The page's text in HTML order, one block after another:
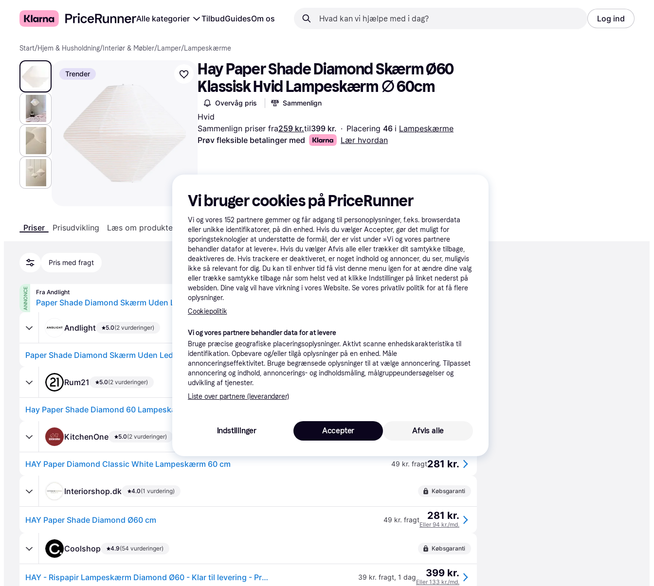
Alle kategorier TilbudGuidesOm os Log ind
Start/Hjem & Husholdning/ Interiør & Møbler/Lamper/Lampeskærme
Trender
Hay Paper Shade Diamond Skærm Ø60
Klassisk Hvid Lampeskærm ∅ 60cm
Overvåg pris Sammenlign
Hvid
Sammenlign priser fra259 kr.til399 kr. · Placering 46 i Lampeskærme
Prøv fleksible betalinger med
Lær hvordan
Priser Prisudvikling Læs om produktet Specifikationer
Pris med fragt Promoveret
ANNONCE Fra Andlight
Paper Shade Diamond Skærm Uden Ledning Ø60 Klassisk Hvid.
Andlight 5.0(2 vurderinger)
Paper Shade Diamond Skærm Uden Ledning Ø60 Klassisk Hvid. Laveste pris·39 kr. fragt
Rum21 5.0(2 vurderinger)
KitchenOne 5.0(2 vurderinger)
HAY Paper Diamond Classic White Lampeskærm 60 cm 49 kr. fragt281 kr.
Interiorshop.dk 4.0(1 vurdering) Købsgaranti
HAY Paper Shade Diamond Ø60 cm 49 kr. fragt 281 kr.
Eller 94 kr./md.
Coolshop 4.9(54 vurderinger) Købsgaranti
HAY - Rispapir Lampeskærm Diamond Ø60 - Klar til levering - Prismatch 39 kr. fragt, 1 dag 399 kr.
Eller 133 kr./md.
Vi bruger cookies på PriceRunner
Vi og vores 152 partnere gemmer og får adgang til personoplysninger, f.eks. browserdata
eller unikke identifikatorer, på din enhed. Hvis du vælger Accepter, gør det muligt for
sporingsteknologier at understøtte de formål, der er vist under »Vi og vores partnere
behandler datafor at levere«. Hvis du vælger Afvis alle eller trækker dit samtykke tilbage,
deaktiveres de. Hvis trackere er deaktiveret, er noget indhold og annoncer, du ser, muligvis
ikke så relevant for dig. Du kan til enhver tid få vist denne menu igen for at ændre dine valg
eller trække samtykke tilbage når som helst ved at klikke Indstillinger på linket nederst på
websiden. Dine valg vil have virkning i vores Website. Se vores privatliv politik for at få flere
oplysninger.
Cookiepolitik
Vi og vores partnere behandler data for at levere
Bruge præcise geografiske placeringsoplysninger. Aktivt scanne enhedskarakteristika til
identifikation. Opbevare og/eller tilgå oplysninger på en enhed. Måle
annonceringseffektivitet. Bruge begrænsede oplysninger til at vælge annoncering. Tilpasset
annoncering og indhold, annoncerings- og indholdsmåling, målgruppeundersøgelser og
udvikling af tjenester.
Liste over partnere (leverandører)
Indstillinger Afvis alle
Accepter